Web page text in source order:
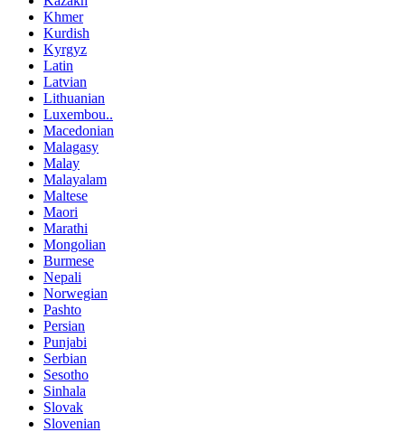
Khmer
Kurdish
Kyrgyz
Latin
Latvian
Lithuanian
Luxembou..
Macedonian
Malagasy
Malay
Malayalam
Maltese
Maori
Marathi
Mongolian
Burmese
Nepali
Norwegian
Pashto
Persian
Punjabi
Serbian
Sesotho
Sinhala
Slovak
Slovenian